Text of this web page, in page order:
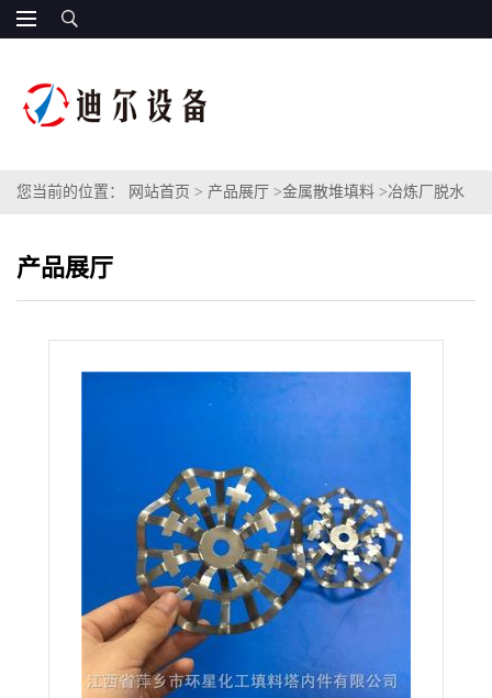
您当前的位置： 网站首页 > 产品展厅 >金属散堆填料 >冶炼厂脱水
产品展厅